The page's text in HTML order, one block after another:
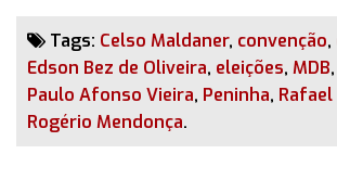
Tags: Celso Maldaner, convenção,
Edson Bez de Oliveira, eleições, MDB,
Paulo Afonso Vieira, Peninha,
Rogério Mendonça.